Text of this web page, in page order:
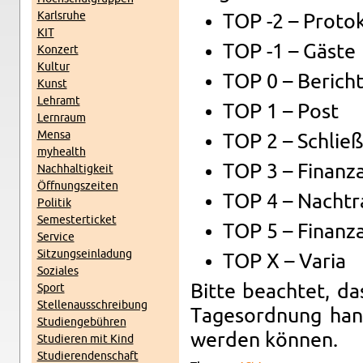
Karl­sruhe
KIT
Konz­ert
Kul­tur
Kunst
Lehramt
Lern­raum
Mensa
my­health
Nach­haltigkeit
Öff­nungszeiten
Poli­tik
Se­mes­terticket
Ser­vice
Sitzung­sein­ladung
Soziales
Sport
Stel­lenauss­chrei­bung
Stu­di­engebühren
Studieren mit Kind
Studieren­den­schaft
TOP -2 –
TOP -1 – Gäste
TOP 0 –
TOP 1 – Post
TOP 2 –
TOP 3 –
TOP 4 –
TOP 5 –
TOP X – Varia
Bitte beachtet,
Tage­sor­d­nung
wer­den können.